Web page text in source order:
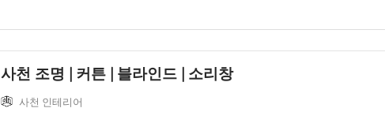
사천 조명 | 커튼 | 블라인드 | 소리창
사천 인테리어